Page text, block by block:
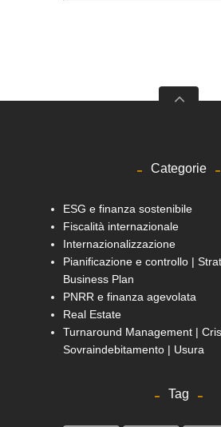
Categorie
ESG e finanza sostenibile
Fiscalità internazionale
Internazionalizzazione
Pianificazione e controllo |
Business Plan
PNRR e finanza agevolata
Real Estate
Turnaround Management |
Sovraindebitamento | Usura
Tag